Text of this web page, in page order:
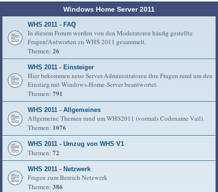
Windows Home Server 2011
WHS 2011 - FAQ
In diesem Forum werden von den Moderatoren häufig gestellte
Fragen/Antworten zu WHS 2011 gesammelt.
Themen: 26
WHS 2011 - Einsteiger
Hier bekommen neue Server-Administratoren ihre Fragen rund um den
Einstieg mit Windows-Home-Server beantwortet.
Themen: 791
WHS 2011 - Allgemeines
Allgemeine Themen rund um WHS2011 (vormals Codename Vail).
Themen: 1076
WHS 2011 - Umzug von WHS V1
Themen: 72
WHS 2011 - Netzwerk
Fragen zum Bereich Netzwerk
Themen: 386